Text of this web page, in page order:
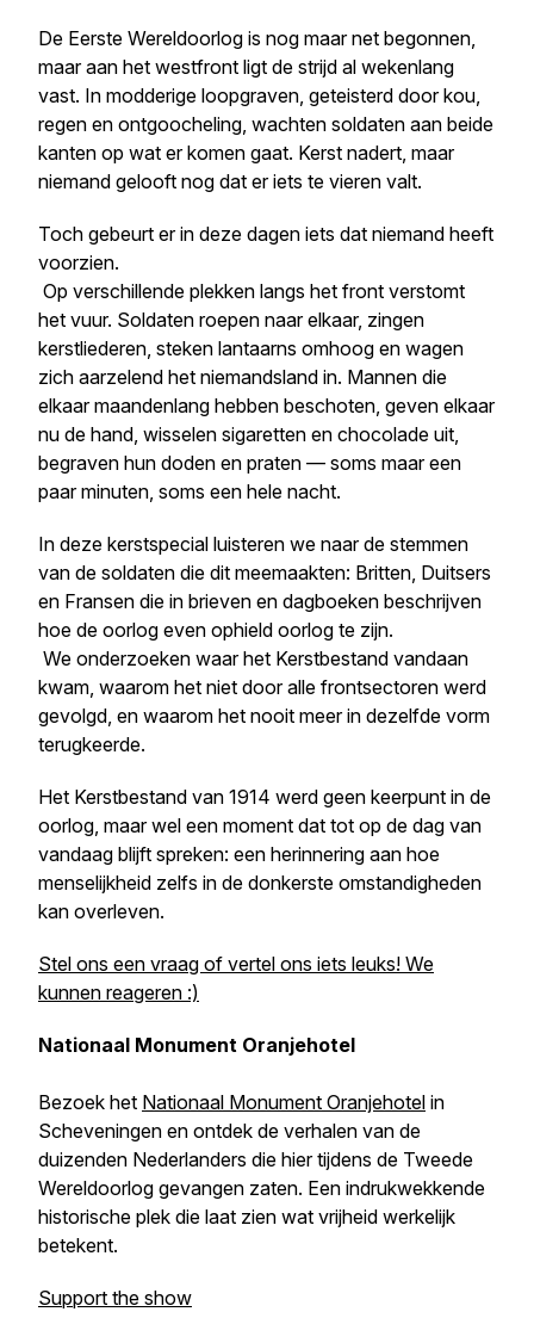
De Eerste Wereldoorlog is nog maar net begonnen,
maar aan het westfront ligt de strijd al wekenlang
vast. In modderige loopgraven, geteisterd door kou,
regen en ontgoocheling, wachten soldaten aan beide
kanten op wat er komen gaat. Kerst nadert, maar
niemand gelooft nog dat er iets te vieren valt.
Toch gebeurt er in deze dagen iets dat niemand heeft
voorzien.
Op verschillende plekken langs het front verstomt
het vuur. Soldaten roepen naar elkaar, zingen
kerstliederen, steken lantaarns omhoog en wagen
zich aarzelend het niemandsland in. Mannen die
elkaar maandenlang hebben beschoten, geven elkaar
nu de hand, wisselen sigaretten en chocolade uit,
begraven hun doden en praten — soms maar een
paar minuten, soms een hele nacht.
In deze kerstspecial luisteren we naar de stemmen
van de soldaten die dit meemaakten: Britten, Duitsers
en Fransen die in brieven en dagboeken beschrijven
hoe de oorlog even ophield oorlog te zijn.
We onderzoeken waar het Kerstbestand vandaan
kwam, waarom het niet door alle frontsectoren werd
gevolgd, en waarom het nooit meer in dezelfde vorm
terugkeerde.
Het Kerstbestand van 1914 werd geen keerpunt in de
oorlog, maar wel een moment dat tot op de dag van
vandaag blijft spreken: een herinnering aan hoe
menselijkheid zelfs in de donkerste omstandigheden
kan overleven.
Stel ons een vraag of vertel ons iets leuks! We
kunnen reageren :)
Nationaal Monument Oranjehotel
Bezoek het Nationaal Monument Oranjehotel in
Scheveningen en ontdek de verhalen van de
duizenden Nederlanders die hier tijdens de Tweede
Wereldoorlog gevangen zaten. Een indrukwekkende
historische plek die laat zien wat vrijheid werkelijk
betekent.
Support the show